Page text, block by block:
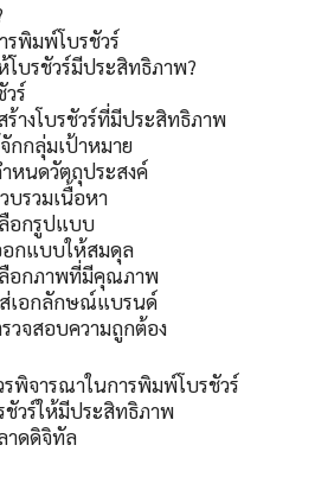
รพิมพ์โบรชัวร์
โบรชัวร์มีประสิทธิภาพ?
ร์
างโบรชัวร์ที่มีประสิทธิภาพ
กกลุ่มเป้าหมาย
หนดวัตถุประสงค์
บรวมเนื้อหา
อกรูปแบบ
กแบบให้สมดุล
อกภาพที่มีคุณภาพ
เอกลักษณ์แบรนด์
วจสอบความถูกต้อง
พิจารณาในการพิมพ์โบรชัวร์
ชัวร์ให้มีประสิทธิภาพ
าดดิจิทัล